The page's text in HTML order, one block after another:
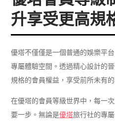
升享受更高規
優塔不僅僅是一個普通的娛樂平
專屬體驗空間。透過精心設計的
規格的會員權益，享受前所未有
在優塔的會員等級世界中，每一
要一步。無論是優塔旅行社的專